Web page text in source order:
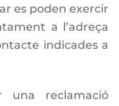
es poden exercir
a l’adreça
indicades a
una reclamació